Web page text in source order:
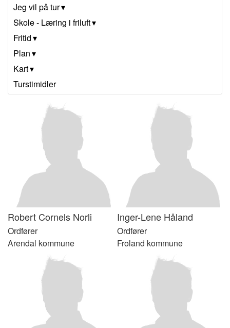
Jeg vil på tur
Skole - Læring i friluft
Fritid
Plan
Kart
Turstimidler
Robert Cornels Norli
Ordfører
Arendal kommune
Inger-Lene Håland
Ordfører
Froland kommune